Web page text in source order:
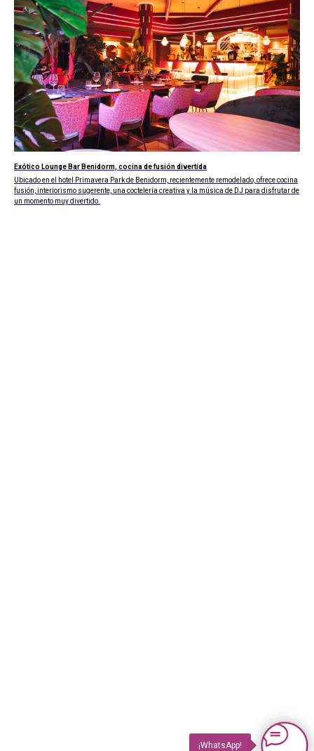
Exótico Lounge Bar Benidorm, cocina de fusión divertida
Ubicado en el hotel Primavera Park de Benidorm, recientemente remodelado, ofrece cocina
fusión, interiorismo sugerente, una coctelería creativa y la música de DJ para disfrutar de
un momento muy divertido.
¡WhatsApp!